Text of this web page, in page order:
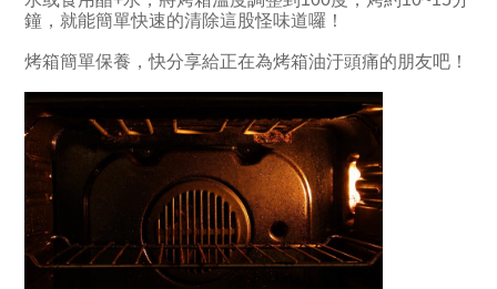
鐘，就能簡單快速的清除這股怪味道囉！
烤箱簡單保養，快分享給正在為烤箱油汙頭痛的朋友吧！